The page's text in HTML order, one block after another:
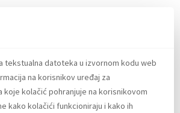
tekstualna datoteka u izvornom kodu web
na korisnikov uređaj za
kolačić pohranjuje na korisnikovom
kako kolačići funkcioniraju i kako ih